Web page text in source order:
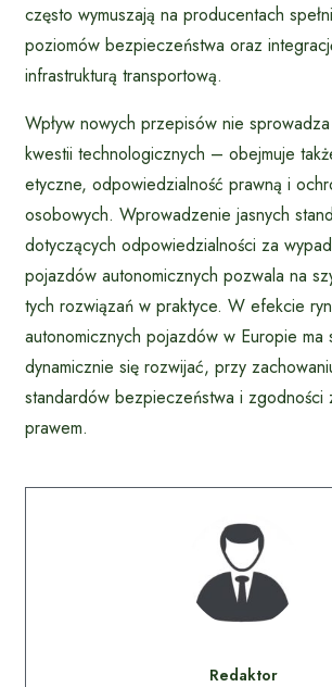
często wymuszają na producentach
poziomów bezpieczeństwa oraz
infrastrukturą transportową.
Wpływ nowych przepisów nie
kwestii technologicznych – obejmuje
etyczne, odpowiedzialność prawną i
osobowych. Wprowadzenie jasnych
dotyczących odpowiedzialności za
pojazdów autonomicznych pozwala na
tych rozwiązań w praktyce. W efekcie
autonomicznych pojazdów w Europie ma
dynamicznie się rozwijać, przy
standardów bezpieczeństwa i zgodności
prawem.
Redaktor